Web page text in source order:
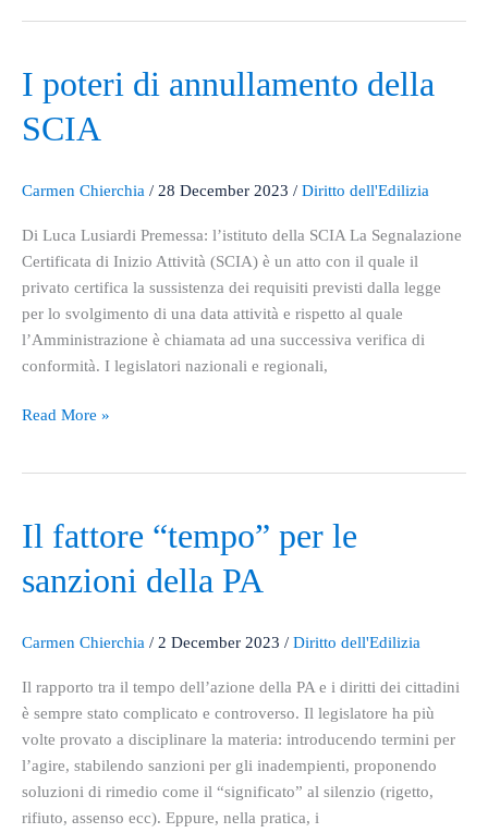
I poteri di annullamento della
SCIA
Carmen Chierchia / 28 December 2023 / Diritto dell'Edilizia
Di Luca Lusiardi Premessa: l’istituto della SCIA La Segnalazione
Certificata di Inizio Attività (SCIA) è un atto con il quale il
privato certifica la sussistenza dei requisiti previsti dalla legge
per lo svolgimento di una data attività e rispetto al quale
l’Amministrazione è chiamata ad una successiva verifica di
conformità. I legislatori nazionali e regionali,
I
poteri
di
Read More »
Il fattore “tempo” per le
sanzioni della PA
Carmen Chierchia / 2 December 2023 / Diritto dell'Edilizia
Il rapporto tra il tempo dell’azione della PA e i diritti dei cittadini
è sempre stato complicato e controverso. Il legislatore ha più
volte provato a disciplinare la materia: introducendo termini per
l’agire, stabilendo sanzioni per gli inadempienti, proponendo
soluzioni di rimedio come il “significato” al silenzio (rigetto,
rifiuto, assenso ecc). Eppure, nella pratica, i
Il
fattore
“tempo”
della
PA